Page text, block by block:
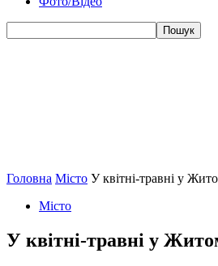
Головна Місто У квітні-травні у
Місто
У квітні-травні у